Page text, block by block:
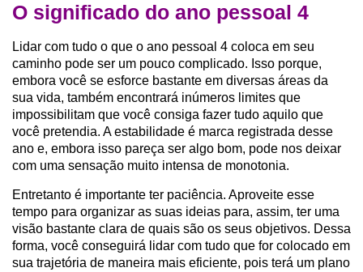
O significado do ano pessoal 4
Lidar com tudo o que o ano pessoal 4 coloca em seu
caminho pode ser um pouco complicado. Isso porque,
embora você se esforce bastante em diversas áreas da
sua vida, também encontrará inúmeros limites que
impossibilitam que você consiga fazer tudo aquilo que
você pretendia. A estabilidade é marca registrada desse
ano e, embora isso pareça ser algo bom, pode nos deixar
com uma sensação muito intensa de monotonia.
Entretanto é importante ter paciência. Aproveite esse
tempo para organizar as suas ideias para, assim, ter uma
visão bastante clara de quais são os seus objetivos. Dessa
forma, você conseguirá lidar com tudo que for colocado em
sua trajetória de maneira mais eficiente, pois terá um plano